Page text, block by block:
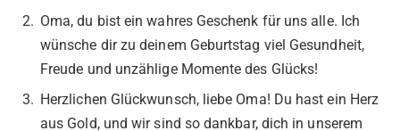
Oma, du bist ein wahres Geschenk für uns alle. Ich
wünsche dir zu deinem Geburtstag viel Gesundheit,
Freude und unzählige Momente des Glücks!
Herzlichen Glückwunsch, liebe Oma! Du hast ein Herz
aus Gold, und wir sind so dankbar, dich in unserem